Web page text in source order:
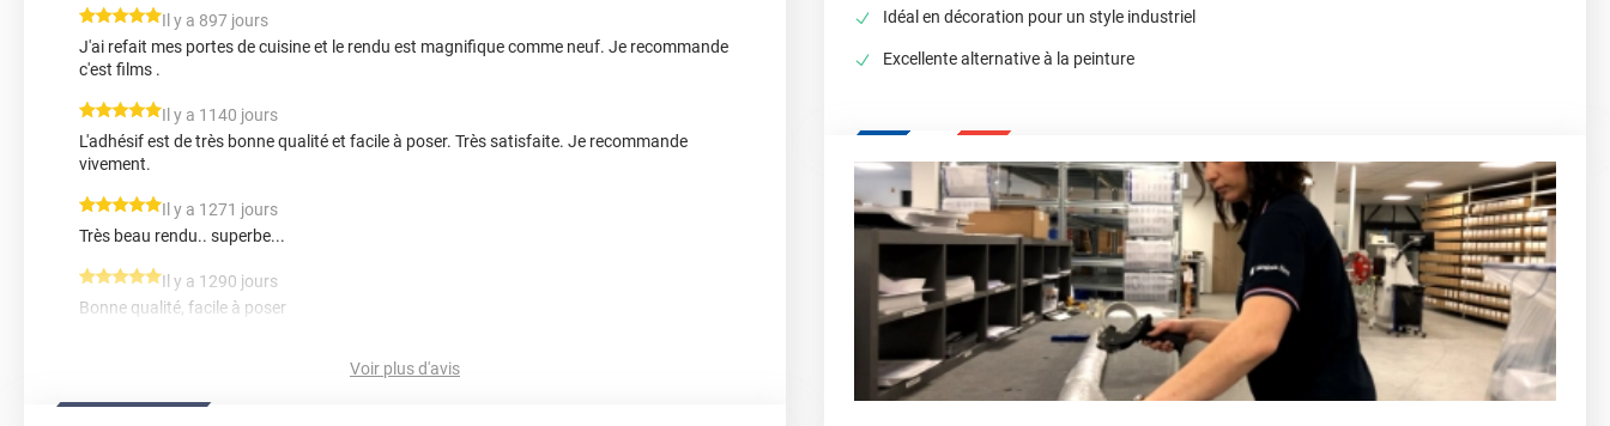
*****
Il y a 897 jours
J'ai refait mes portes de cuisine et le rendu est magnifique comme neuf. Je recommande
c'est films .
*****
Il y a 1140 jours
L'adhésif est de très bonne qualité et facile à poser. Très satisfaite. Je recommande
vivement.
*****
Il y a 1271 jours
Très beau rendu.. superbe...
*****
Il y a 1290 jours
Bonne qualité, facile à poser
Parfait pour Covering cuisine, facile à poser et solide !
Voir plus d'avis
Idéal en décoration pour un style industriel
Excellente alternative à la peinture